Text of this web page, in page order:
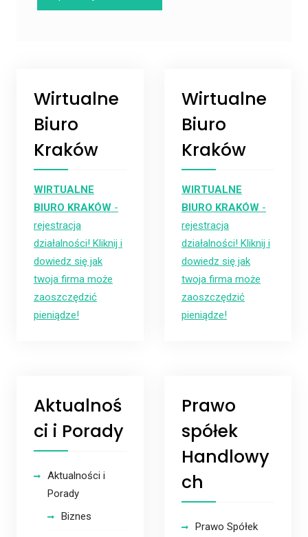
Wirtualne
Biuro
Kraków
WIRTUALNE
BIURO KRAKÓW -
rejestracja
działalności! Kliknij i
dowiedz się jak
twoja firma może
zaoszczędzić
pieniądze!
Prawo
spółek
Handlowy
ch
Prawo Spółek
Wirtualne
Biuro
Kraków
WIRTUALNE
BIURO KRAKÓW-
rejestracja
działalności! Kliknij i
dowiedz się jak
twoja firma może
zaoszczędzić
pieniądze!
Aktualnoś
ci i Porady
Aktualności i
Porady
Biznes